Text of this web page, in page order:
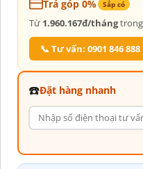
Trả góp 0% Sắp có
Từ 1.960.167đ/thángtrong
📞 Tư vấn: 0901 846 888
☎️Đặt hàng nhanh